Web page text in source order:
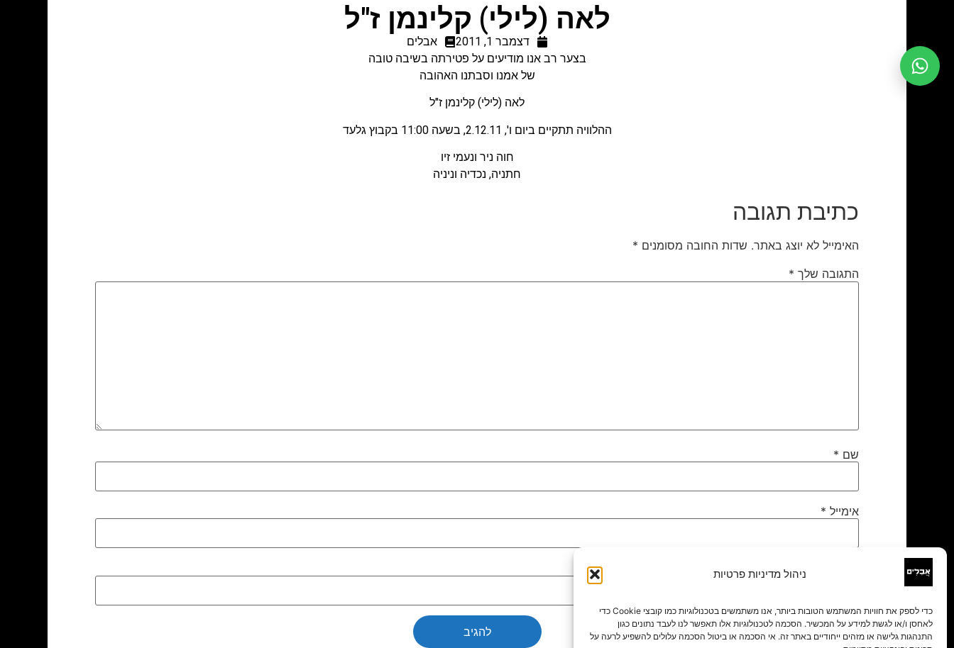
ניהול מדיניות פרטיות
כדי לספק את חוויות המשתמש הטובות ביותר, אנו משתמשים בטכנולוגיות כמו קובצי Cookie כדי
לאחסן ו/או לגשת למידע על המכשיר. הסכמה לטכנולוגיות אלו תאפשר לנו לעבד נתונים כגון
התנהגות גלישה או מזהים ייחודיים באתר זה. אי הסכמה או ביטול הסכמה עלולים להשפיע לרעה על
לאה (לילי) קלינמן ז"ל
דצמבר 1, 2011
אבלים
בצער רב אנו מודיעים על פטירתה בשיבה טובה
של אמנו וסבתנו האהובה
לאה (לילי) קלינמן ז"ל
ההלוויה תתקיים ביום ו', 2.12.11, בשעה 11:00 בקבוץ גלעד
חוה ניר ונעמי זיו
חתניה, נכדיה וניניה
כתיבת תגובה
האימייל לא יוצג באתר. שדות החובה מסומנים *
התגובה שלך *
שם *
אימייל *